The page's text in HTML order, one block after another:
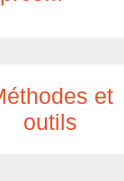
et
outils